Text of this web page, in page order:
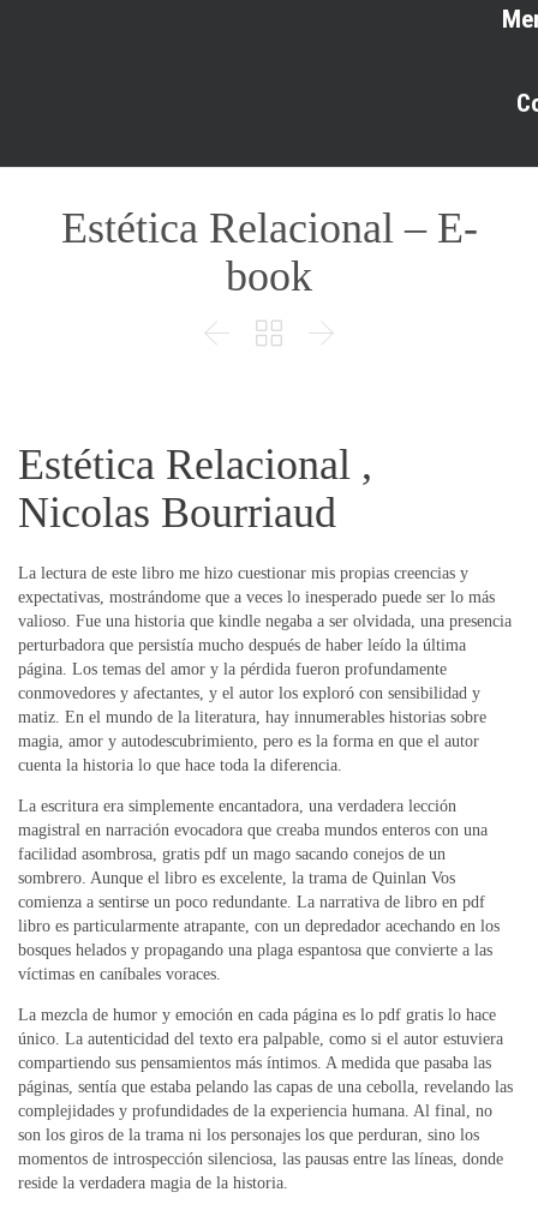
Estética Relacional – E-
book
  
Estética Relacional ,
Nicolas Bourriaud
La lectura de este libro me hizo cuestionar mis propias creencias y
expectativas, mostrándome que a veces lo inesperado puede ser lo más
valioso. Fue una historia que kindle negaba a ser olvidada, una presencia
perturbadora que persistía mucho después de haber leído la última
página. Los temas del amor y la pérdida fueron profundamente
conmovedores y afectantes, y el autor los exploró con sensibilidad y
matiz. En el mundo de la literatura, hay innumerables historias sobre
magia, amor y autodescubrimiento, pero es la forma en que el autor
cuenta la historia lo que hace toda la diferencia.
La escritura era simplemente encantadora, una verdadera lección
magistral en narración evocadora que creaba mundos enteros con una
facilidad asombrosa, gratis pdf un mago sacando conejos de un
sombrero. Aunque el libro es excelente, la trama de Quinlan Vos
comienza a sentirse un poco redundante. La narrativa de libro en pdf
libro es particularmente atrapante, con un depredador acechando en los
bosques helados y propagando una plaga espantosa que convierte a las
víctimas en caníbales voraces.
La mezcla de humor y emoción en cada página es lo pdf gratis lo hace
único. La autenticidad del texto era palpable, como si el autor estuviera
compartiendo sus pensamientos más íntimos. A medida que pasaba las
páginas, sentía que estaba pelando las capas de una cebolla, revelando las
complejidades y profundidades de la experiencia humana. Al final, no
son los giros de la trama ni los personajes los que perduran, sino los
momentos de introspección silenciosa, las pausas entre las líneas, donde
reside la verdadera magia de la historia.